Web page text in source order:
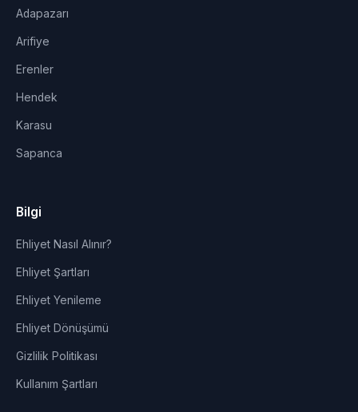
Adapazarı
Arifiye
Erenler
Hendek
Karasu
Sapanca
Bilgi
Ehliyet Nasıl Alınır?
Ehliyet Şartları
Ehliyet Yenileme
Ehliyet Dönüşümü
Gizlilik Politikası
Kullanım Şartları